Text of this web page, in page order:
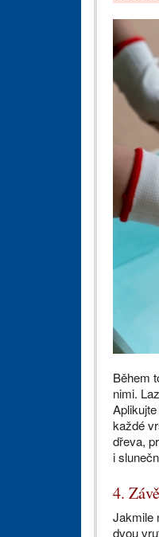
Během
nimi.
každé
dřeva,
i
4.
Jakmile
dvou